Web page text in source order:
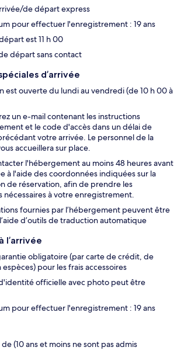
de départ express
pour effectuer l'enregistrement : 19 ans
est 11 h 00
départ sans contact
d’arrivée
est ouverte du lundi au vendredi (de 10 h 00 à
un e-mail contenant les instructions
et le code d'accès dans un délai de
votre arrivée. Le personnel de la
accueillera sur place.
l'hébergement au moins 48 heures avant
à l'aide des coordonnées indiquées sur la
de réservation, afin de prendre les
nécessaires à votre enregistrement.
fournies par l’hébergement peuvent être
d’outils de traduction automatique
l’arrivée
obligatoire (par carte de crédit, de
pour les frais accessoires
officielle avec photo peut être
pour effectuer l'enregistrement : 19 ans
(10 ans et moins ne sont pas admis